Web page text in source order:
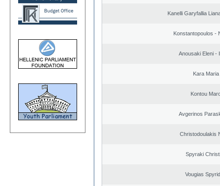
Kanelli Garyfallia
Konstantopoulos -
Anousaki Eleni -
Kara Maria
Kontou
Avgerinos
Christodoulakis
Spyraki
Vougias